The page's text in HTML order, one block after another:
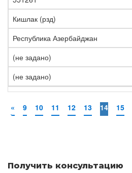
Кишлак (рзд)
Республика Азербайджан
(не задано)
(не задано)
« 9 10 11 12 13 14 15
Получить консультацию